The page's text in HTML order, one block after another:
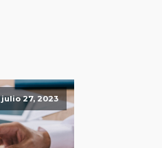
julio 27, 2023